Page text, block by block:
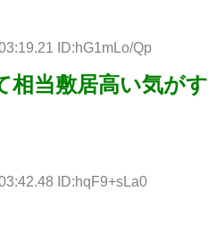
ID:hG1mLo/Qp
相当敷居高い気が
ID:hqF9+sLa0